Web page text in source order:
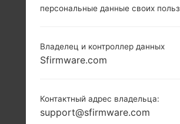
персональные данные своих
Владелец и контроллер данных
Sfirmware.com
Контактный адрес владельца:
support@sfirmware.com